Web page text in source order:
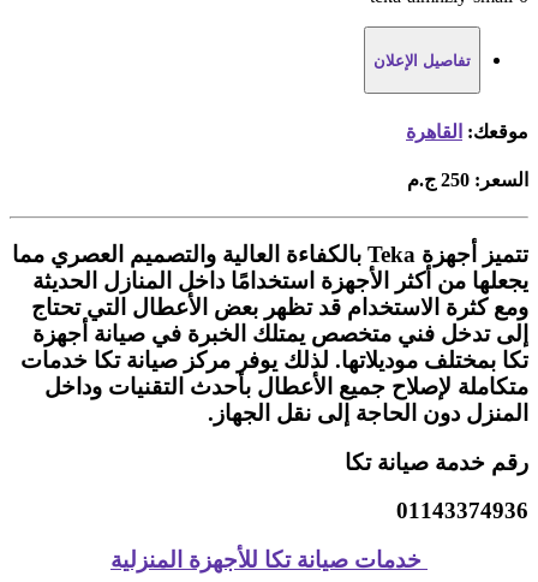
تفاصيل الإعلان
موقعك: القاهرة
السعر: 250 ج.م
تتميز أجهزة Teka بالكفاءة العالية والتصميم العصري مما
يجعلها من أكثر الأجهزة استخدامًا داخل المنازل الحديثة
ومع كثرة الاستخدام قد تظهر بعض الأعطال التي تحتاج
إلى تدخل فني متخصص يمتلك الخبرة في صيانة أجهزة
تكا بمختلف موديلاتها. لذلك يوفر مركز صيانة تكا خدمات
متكاملة لإصلاح جميع الأعطال بأحدث التقنيات وداخل
المنزل دون الحاجة إلى نقل الجهاز.
رقم خدمة صيانة تكا
01143374936
خدمات صيانة تكا للأجهزة المنزلية